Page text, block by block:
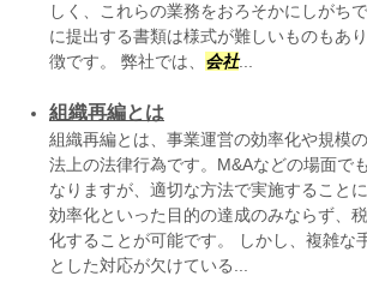
しく、これらの業務をおろそかにしがち
に提出する書類は様式が難しいものもあ
徴です。 弊社では、 会社...
組織再編とは
組織再編とは、事業運営の効率化や規模
法上の法律行為です。M&Aなどの場面で
なりますが、適切な方法で実施すること
効率化といった目的の達成のみならず、
化することが可能です。 しかし、複雑な
とした対応が欠けている...